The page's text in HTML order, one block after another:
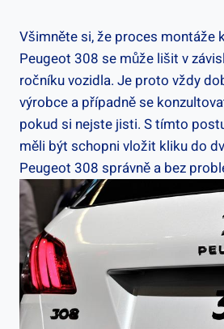
Všimněte si, že proces montáže
Peugeot 308 se může lišit ‌v
ročníku vozidla. Je proto vždy
výrobce a případně se
pokud si nejste jisti. S tímto
měli ​být schopni vložit kliku do
Peugeot 308 správně a⁣ bez